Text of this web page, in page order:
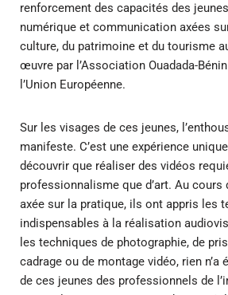
renforcement des capacités des
numérique et communication axées
culture, du patrimoine et du tourisme
œuvre par l’Association Ouadada-
l’Union Européenne.
Sur les visages de ces jeunes,
manifeste. C’est une expérience
découvrir que réaliser des vidéos
professionnalisme que d’art. Au
axée sur la pratique, ils ont appris les
indispensables à la réalisation
les techniques de photographie, de
cadrage ou de montage vidéo, rien
de ces jeunes des professionnels de